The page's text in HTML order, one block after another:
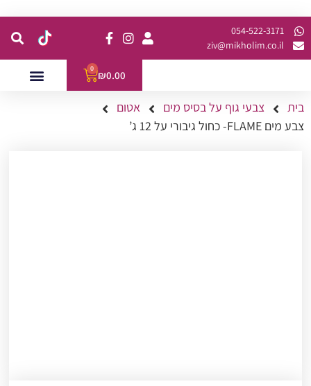
054-522-3171⁩
ziv@mikholim.co.il
₪0.00
0
בית צבעי גוף על בסיס מים
אטום
צבע מים FLAME- כחול גיבורי על 12 ג’